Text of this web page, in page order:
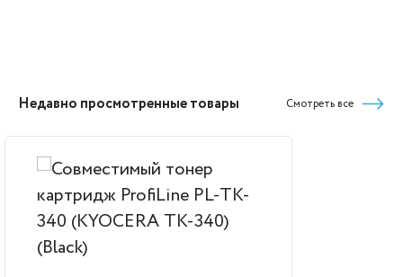
Недавно просмотренные товары Смотреть все